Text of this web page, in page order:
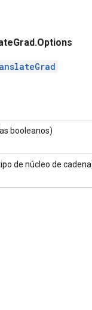
booleanos)
de núcleo de